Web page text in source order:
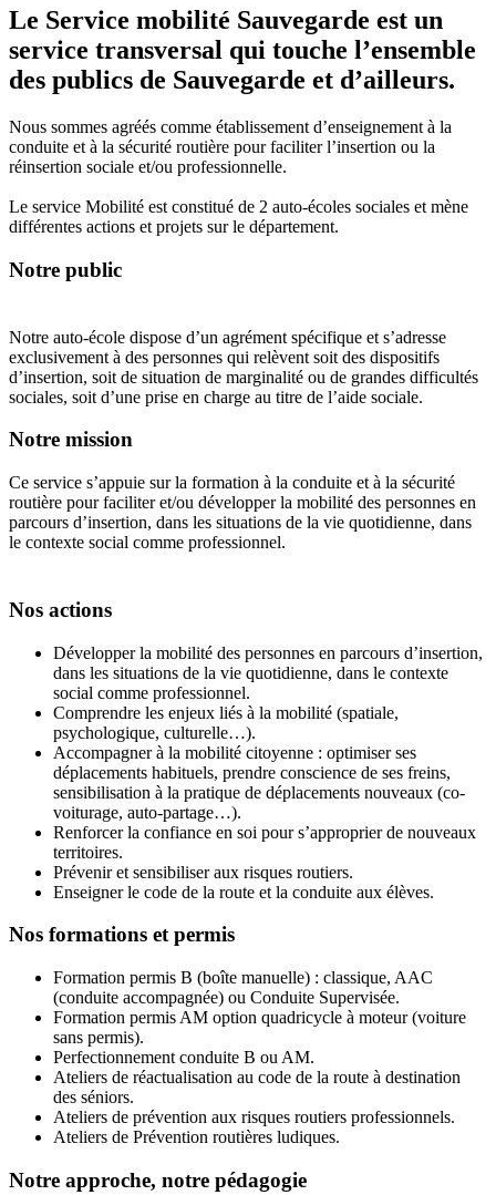
Le Service mobilité Sauvegarde est un
service transversal qui touche l’ensemble
des publics de Sauvegarde et d’ailleurs.
Nous sommes agréés comme établissement d’enseignement à la
conduite et à la sécurité routière pour faciliter l’insertion ou la
réinsertion sociale et/ou professionnelle.
Le service Mobilité est constitué de 2 auto‐écoles sociales et mène
différentes actions et projets sur le département.
Notre public
Notre auto-école dispose d’un agrément spécifique et s’adresse
exclusivement à des personnes qui relèvent soit des dispositifs
d’insertion, soit de situation de marginalité ou de grandes difficultés
sociales, soit d’une prise en charge au titre de l’aide sociale.
Notre mission
Ce service s’appuie sur la formation à la conduite et à la sécurité
routière pour faciliter et/ou développer la mobilité des personnes en
parcours d’insertion, dans les situations de la vie quotidienne, dans
le contexte social comme professionnel.
Nos actions
Développer la mobilité des personnes en parcours d’insertion,
dans les situations de la vie quotidienne, dans le contexte
social comme professionnel.
Comprendre les enjeux liés à la mobilité (spatiale,
psychologique, culturelle…).
Accompagner à la mobilité citoyenne : optimiser ses
déplacements habituels, prendre conscience de ses freins,
sensibilisation à la pratique de déplacements nouveaux (co-
voiturage, auto-partage…).
Renforcer la confiance en soi pour s’approprier de nouveaux
territoires.
Prévenir et sensibiliser aux risques routiers.
Enseigner le code de la route et la conduite aux élèves.
Nos formations et permis
Formation permis B (boîte manuelle) : classique, AAC
(conduite accompagnée) ou Conduite Supervisée.
Formation permis AM option quadricycle à moteur (voiture
sans permis).
Perfectionnement conduite B ou AM.
Ateliers de réactualisation au code de la route à destination
des séniors.
Ateliers de prévention aux risques routiers professionnels.
Ateliers de Prévention routières ludiques.
Notre approche, notre pédagogie